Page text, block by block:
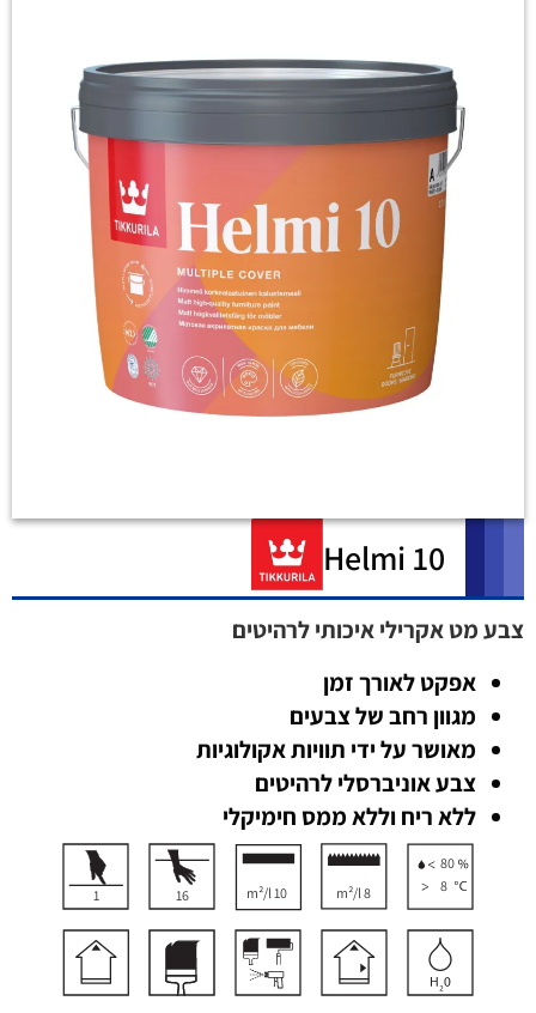
Helmi 10
צבע מט אקרילי איכותי לרהיטים
אפקט לאורך זמן
מגוון רחב של צבעים
מאושר על ידי תוויות אקולוגיות
צבע אוניברסלי לרהיטים
ללא ריח וללא ממס חימיקלי
80
8
8 m²/l
10 m²/l
16
1